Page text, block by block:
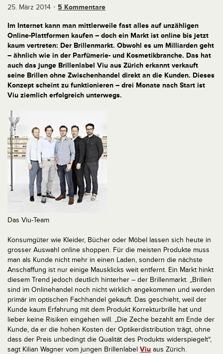
25. März 2014 5 Kommentare
Im Internet kann man mittlerweile fast alles auf unzähligen
Online-Plattformen kaufen – doch ein Markt ist online bis jetzt
kaum vertreten: Der Brillenmarkt. Obwohl es um Milliarden geht
– ähnlich wie in der Parfümerie- und Kosmetikbranche. Das hat
auch das junge Brillenlabel Viu aus Zürich erkannt verkauft
seine Brillen ohne Zwischenhandel direkt an die Kunden. Dieses
Konzept scheint zu funktionieren – drei Monate nach Start ist
Viu ziemlich erfolgreich unterwegs.
Das Viu-Team
Konsumgüter wie Kleider, Bücher oder Möbel lassen sich heute in
grosser Auswahl online shoppen. Für die meisten Produkte muss
man als Kunde nicht mehr in einen Laden, sondern die nächste
Anschaffung ist nur einige Mausklicks weit entfernt. Ein Markt hinkt
diesem Trend jedoch deutlich hinterher – der Brillenmarkt. „Brillen
sind im Onlinehandel noch nicht wirklich angekommen und werden
primär im optischen Fachhandel gekauft. Das geschieht, weil der
Kunde kaum Erfahrung mit dem Produkt Korrekturbrille hat und
lieber keine Risiken eingehen will. „Die Zeche bezahlt am Ende der
Kunde, da er die hohen Kosten der Optikerdistribution trägt, ohne
dass der Preis unbedingt die Qualität des Produkts widerspiegelt“,
sagt Kilian Wagner vom jungen Brillenlabel Viu aus Zürich.